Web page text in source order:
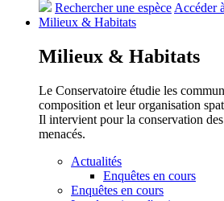
Rechercher une espèce Accéder
Milieux & Habitats
Milieux & Habitats
Le Conservatoire étudie les
composition et leur organisation
Il intervient pour la conservation
menacés.
Actualités
Enquêtes en cours
Enquêtes en cours